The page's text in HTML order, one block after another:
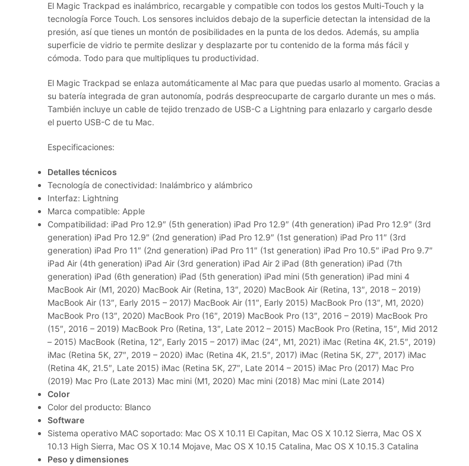
El Magic Trackpad es inalámbrico, recargable y compatible con todos los gestos Multi-Touch y la
tecnología Force Touch. Los sensores incluidos debajo de la superficie detectan la intensidad de la
presión, así que tienes un montón de posibilidades en la punta de los dedos. Además, su amplia
superficie de vidrio te permite deslizar y desplazarte por tu contenido de la forma más fácil y
cómoda. Todo para que multipliques tu productividad.
El Magic Trackpad se enlaza automáticamente al Mac para que puedas usarlo al momento. Gracias a
su batería integrada de gran autonomía, podrás despreocuparte de cargarlo durante un mes o más.
También incluye un cable de tejido trenzado de USB-C a Lightning para enlazarlo y cargarlo desde
el puerto USB-C de tu Mac.
Especificaciones:
Detalles técnicos
Tecnología de conectividad: Inalámbrico y alámbrico
Interfaz: Lightning
Marca compatible: Apple
Compatibilidad: iPad Pro 12.9″ (5th generation) iPad Pro 12.9″ (4th generation) iPad Pro 12.9″ (3rd
generation) iPad Pro 12.9″ (2nd generation) iPad Pro 12.9″ (1st generation) iPad Pro 11″ (3rd
generation) iPad Pro 11″ (2nd generation) iPad Pro 11″ (1st generation) iPad Pro 10.5″ iPad Pro 9.7″
iPad Air (4th generation) iPad Air (3rd generation) iPad Air 2 iPad (8th generation) iPad (7th
generation) iPad (6th generation) iPad (5th generation) iPad mini (5th generation) iPad mini 4
MacBook Air (M1, 2020) MacBook Air (Retina, 13″, 2020) MacBook Air (Retina, 13″, 2018 – 2019)
MacBook Air (13″, Early 2015 – 2017) MacBook Air (11″, Early 2015) MacBook Pro (13″, M1, 2020)
MacBook Pro (13″, 2020) MacBook Pro (16″, 2019) MacBook Pro (13″, 2016 – 2019) MacBook Pro
(15″, 2016 – 2019) MacBook Pro (Retina, 13″, Late 2012 – 2015) MacBook Pro (Retina, 15″, Mid 2012
– 2015) MacBook (Retina, 12″, Early 2015 – 2017) iMac (24″, M1, 2021) iMac (Retina 4K, 21.5″, 2019)
iMac (Retina 5K, 27″, 2019 – 2020) iMac (Retina 4K, 21.5″, 2017) iMac (Retina 5K, 27″, 2017) iMac
(Retina 4K, 21.5″, Late 2015) iMac (Retina 5K, 27″, Late 2014 – 2015) iMac Pro (2017) Mac Pro
(2019) Mac Pro (Late 2013) Mac mini (M1, 2020) Mac mini (2018) Mac mini (Late 2014)
Color
Color del producto: Blanco
Software
Sistema operativo MAC soportado: Mac OS X 10.11 El Capitan, Mac OS X 10.12 Sierra, Mac OS X
10.13 High Sierra, Mac OS X 10.14 Mojave, Mac OS X 10.15 Catalina, Mac OS X 10.15.3 Catalina
Peso y dimensiones